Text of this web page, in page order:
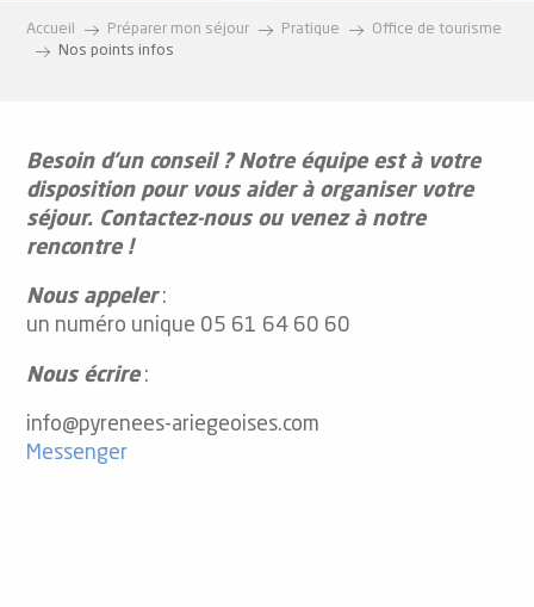
Accueil Préparer mon séjour Pratique
Office de tourisme
Nos points infos
Besoin d’un conseil ? Notre équipe est à votre
disposition pour vous aider à organiser votre
séjour. Contactez-nous ou venez à notre
rencontre !
Nous appeler:
un numéro unique 05 61 64 60 60
Nous écrire:
info@pyrenees-ariegeoises.com
Messenger